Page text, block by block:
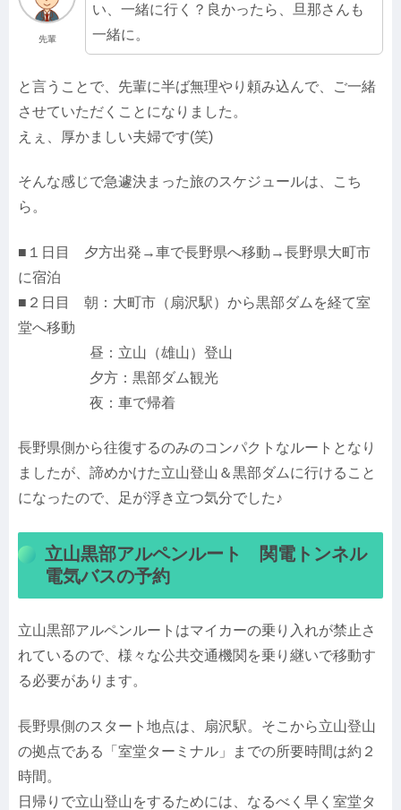
先輩
い、一緒に行く？良かったら、旦那さんも
一緒に。
と言うことで、先輩に半ば無理やり頼み込んで、ご一緒
させていただくことになりました。
えぇ、厚かましい夫婦です(笑)
そんな感じで急遽決まった旅のスケジュールは、こち
ら。
■１日目 夕方出発→車で長野県へ移動→長野県大町市
に宿泊
■２日目 朝：大町市（扇沢駅）から黒部ダムを経て室
堂へ移動
昼：立山（雄山）登山
夕方：黒部ダム観光
夜：車で帰着
長野県側から往復するのみのコンパクトなルートとなり
ましたが、諦めかけた立山登山＆黒部ダムに行けること
になったので、足が浮き立つ気分でした♪
立山黒部アルペンルート 関電トンネル
電気バスの予約
立山黒部アルペンルートはマイカーの乗り入れが禁止さ
れているので、様々な公共交通機関を乗り継いで移動す
る必要があります。
長野県側のスタート地点は、扇沢駅。そこから立山登山
の拠点である「室堂ターミナル」までの所要時間は約２
時間。
日帰りで立山登山をするためには、なるべく早く室堂タ